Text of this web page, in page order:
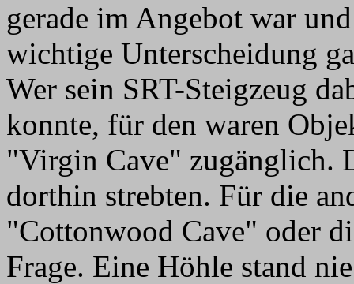
gerade im Angebot war
wichtige Unterscheidung
Wer sein SRT-Steigzeug
konnte, für den waren
"Virgin Cave" zugänglich.
dorthin strebten. Für die
"Cottonwood Cave" oder
Frage. Eine Höhle stand